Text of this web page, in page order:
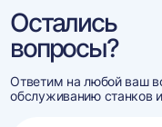
Остались
вопросы?
Ответим на любой ваш
обслуживанию станков